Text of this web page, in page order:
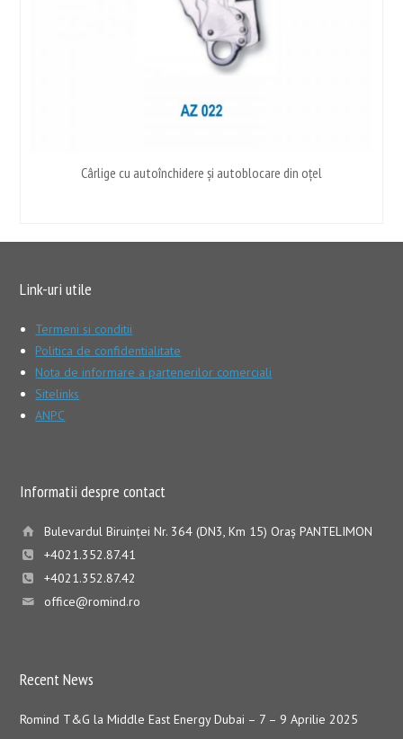
Cârlige cu autoînchidere și autoblocare din oțel
Link-uri utile
Termeni si conditii
Politica de confidentialitate
Nota de informare a partenerilor comerciali
Sitelinks
ANPC
Informatii despre contact
Bulevardul Biruinţei Nr. 364 (DN3, Km 15) Oraş PANTELIMON
+4021.352.87.41
+4021.352.87.42
office@romind.ro
Recent News
Romind T&G la Middle East Energy Dubai – 7 – 9 Aprilie 2025